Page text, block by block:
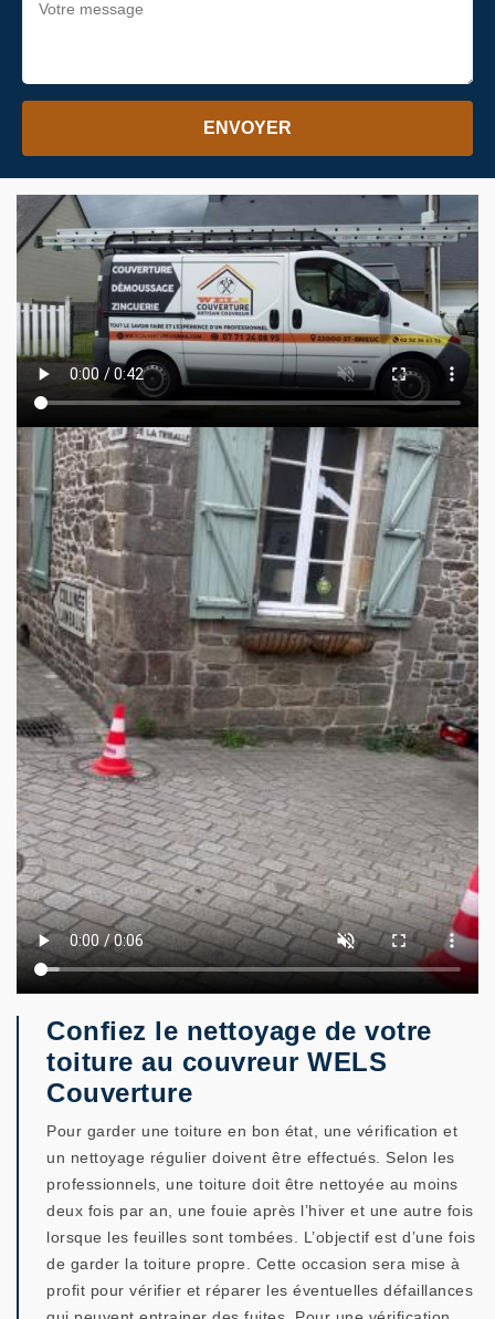
Confiez le nettoyage de votre
toiture au couvreur WELS
Couverture
Pour garder une toiture en bon état, une vérification et
un nettoyage régulier doivent être effectués. Selon les
professionnels, une toiture doit être nettoyée au moins
deux fois par an, une fouie après l’hiver et une autre fois
lorsque les feuilles sont tombées. L’objectif est d’une fois
de garder la toiture propre. Cette occasion sera mise à
profit pour vérifier et réparer les éventuelles défaillances